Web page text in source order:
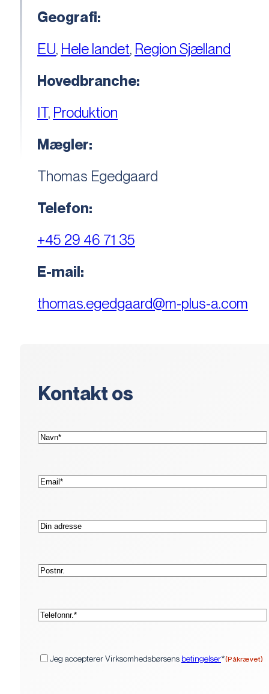
Geografi:
EU, Hele landet, Region Sjælland
Hovedbranche:
IT, Produktion
Mægler:
Thomas Egedgaard
Telefon:
+45 29 46 71 35
E-mail:
thomas.egedgaard@m-plus-a.com
Kontakt os
Navn*
E-
mail*
Adresse
Postnr.
Telefon*
Jeg accepterer Virksomhedsbørsens betingelser*(Påkrævet)